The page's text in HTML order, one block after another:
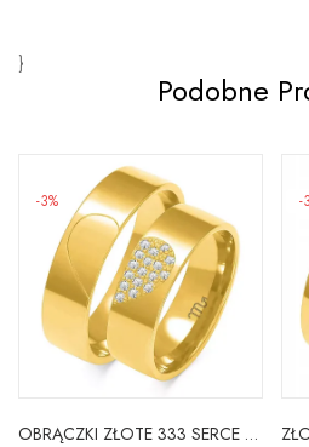
}
Podobne
-3%
OBRĄCZKI ZŁOTE 333 SERCE CYRKONIA SOCZEWKA PŁASKA
-